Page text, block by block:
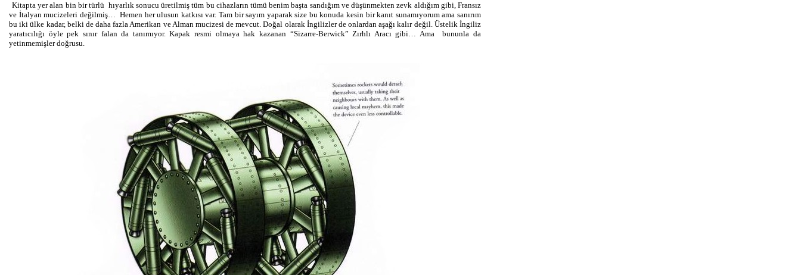
Kitapta yer alan bin bir türlü hıyarlık sonucu üretilmiş tüm bu cihazların tümü benim başta sandığım ve düşünmekten zevk aldığım gibi, Fransız
ve İtalyan mucizeleri değilmiş… Hemen her ulusun katkısı var. Tam bir sayım yaparak size bu konuda kesin bir kanıt sunamıyorum ama sanırım
bu iki ülke kadar, belki de daha fazla Amerikan ve Alman mucizesi de mevcut. Doğal olarak İngilizler de onlardan aşağı kalır değil. Üstelik İngiliz
yaratıcılığı öyle pek sınır falan da tanımıyor. Kapak resmi olmaya hak kazanan “Sizarre-Berwick” Zırhlı Aracı gibi… Ama bununla da
yetinmemişler doğrusu.